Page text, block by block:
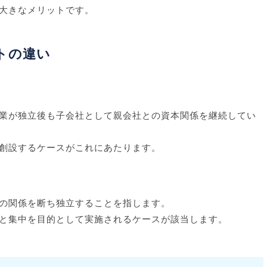
きなメリットです。
の違い
が独立後も子会社として親会社との資本関係を継続してい
設するケースがこれにあたります。
関係を断ち独立することを指します。
集中を目的として実施されるケースが該当します。